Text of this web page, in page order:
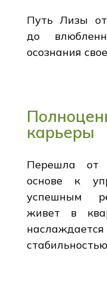
Путь Лизы от
до
осознания
карьеры
Перешла от
основе к
успешным
живет в